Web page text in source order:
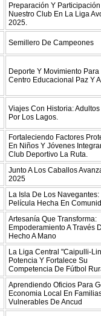
Preparación Y
Nuestro Club En La Liga
2025.
Semillero De Campeones
Deporte Y Movimiento
Centro Educacional Paz Y
Viajes Con Historia:
Por Los Lagos.
Fortaleciendo Factores
En Niños Y Jóvenes
Club Deportivo La Ruta.
Junto A Los Caballos
2025
La Isla De Los Navegantes:
Película Hecha En
Artesanía Que Transforma:
Empoderamiento A Través
Hecho A Mano
La Liga Central "Caipulli-
Potencia Y Fortalece Su
Competencia De Fútbol
Aprendiendo Oficios Para
Economia Local En
Vulnerables De Ancud